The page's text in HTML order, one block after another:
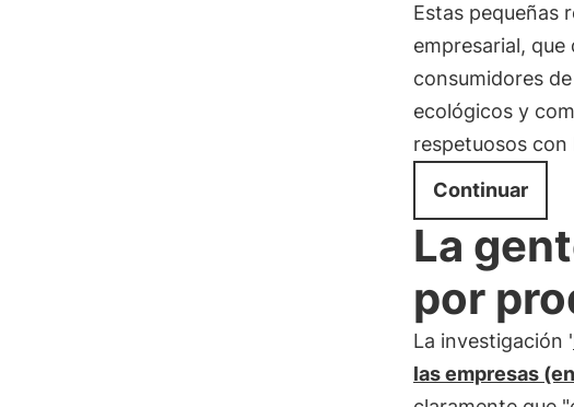
Estas pequeñas
empresarial,
consumidores
ecológicos y
respetuosos con
Continuar
La
por
La investigación '
las empresas